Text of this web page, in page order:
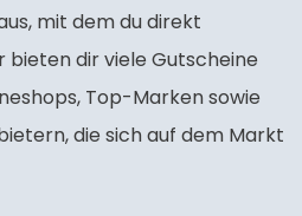
mit dem du direkt
bieten dir viele Gutscheine
Top-Marken sowie
die sich auf dem Markt